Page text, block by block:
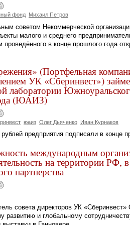
фонд Михаил Петров
советом Некоммерческой
малого и среднего
в конце прошлого года
(Портфельная
УК «Сберинвест»)
лаборатории
(ЮАИЗ)
юаиз Олег Дьяченко Иван Курнаков
предприятия подписали в конце
международным
на территории РФ,
партнерства
совета директоров УК «Сберинвест»
развитию и глобальному